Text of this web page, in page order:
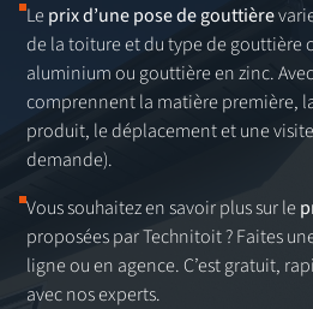
Le prix d’une pose de gouttière
de la toiture et du type de gouttière
aluminium ou gouttière en zinc.
comprennent la matière première,
produit, le déplacement et une
demande).
Vous souhaitez en savoir plus sur le
proposées par Technitoit ? Faites
ligne ou en agence. C’est gratuit,
avec nos experts.